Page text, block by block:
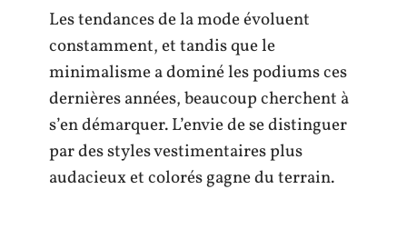
Les tendances de la mode évoluent
constamment, et tandis que le
minimalisme a dominé les podiums ces
dernières années, beaucoup cherchent à
s’en démarquer. L’envie de se distinguer
par des styles vestimentaires plus
audacieux et colorés gagne du terrain.